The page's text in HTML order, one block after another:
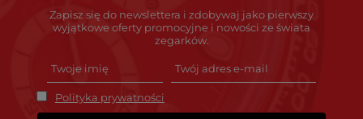
Zapisz się do newslettera i zdobywaj jako pierwszy
wyjątkowe oferty promocyjne i nowości ze świata
zegarków.
Polityka prywatności